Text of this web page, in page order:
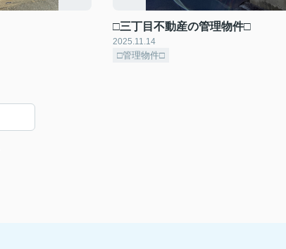
□三丁目不動産の管理物件□
2025.11.14
□管理物件□